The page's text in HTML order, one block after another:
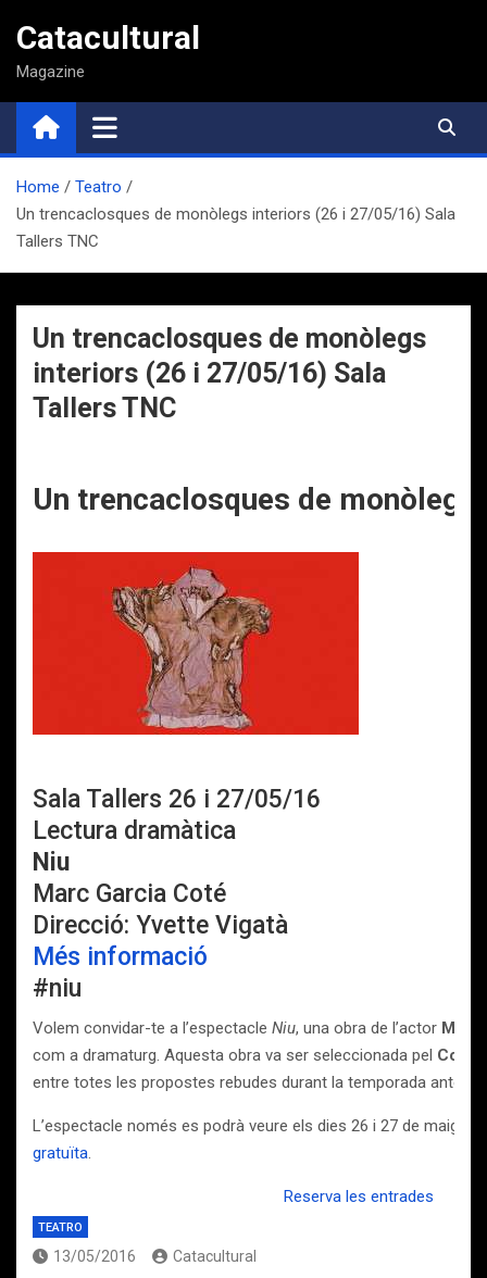
contenido
Catacultural
Magazine
Home
Teatro
Un trencaclosques de monòlegs interiors (26 i 27/05/16) Sala
Tallers TNC
Un trencaclosques de monòlegs
interiors (26 i 27/05/16) Sala
Tallers TNC
Un trencaclosques de
Sala Tallers 26 i 27/05/16
Lectura dramàtica
Niu
Marc Garcia Coté
Direcció: Yvette Vigatà
Més informació
#niu
Volem convidar-te a l’espectacle Niu, una obra de l’actor Marc
com a dramaturg. Aquesta obra va ser seleccionada pel
entre totes les propostes rebudes durant la temporada anterior.
L’espectacle només es podrà veure els dies 26 i 27 de maig a
gratuïta.
Reserva les entrades
TEATRO
13/05/2016 Catacultural